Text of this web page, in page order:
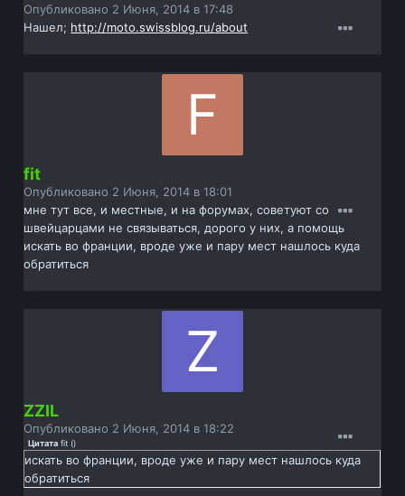
Опубликовано 2 Июня, 2014 в 17:48
Нашел; http://moto.swissblog.ru/about
fit
Опубликовано 2 Июня, 2014 в 18:01
мне тут все, и местные, и на форумах, советуют со
швейцарцами не связываться, дорого у них, а помощь
искать во франции, вроде уже и пару мест нашлось куда
обратиться
ZZIL
Опубликовано 2 Июня, 2014 в 18:22
Цитата fit ()
искать во франции, вроде уже и пару мест нашлось куда
обратиться